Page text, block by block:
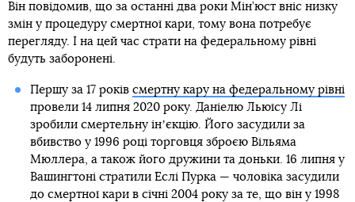
Він повідомив, що за останні два роки Мін’юст вніс низку
змін у процедуру смертної кари, тому вона потребує
перегляду. І на цей час страти на федеральному рівні
будуть заборонені.
Першу за 17 років смертну кару на федеральному рівні
провели 14 липня 2020 року. Даніелю Льюїсу Лі
зробили смертельну інʼєкцію. Його засудили за
вбивство у 1996 році торговця зброєю Вільяма
Мюллера, а також його дружини та доньки. 16 липня у
Вашингтоні стратили Еслі Пурка — чоловіка засудили
до смертної кари в січні 2004 року за те, що він у 1998